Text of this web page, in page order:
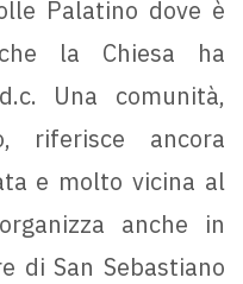
Palatino dove è
la Chiesa ha
Una comunità,
riferisce ancora
e molto vicina al
anche in
di San Sebastiano